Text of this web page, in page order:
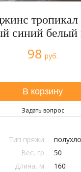
тропикал
синий
98 руб.
Задать вопрос
Тип пряжи
Вес, гр
50
Длина, м
160